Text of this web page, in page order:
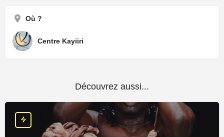
Où ?
Centre Kayiiri
Découvrez aussi...